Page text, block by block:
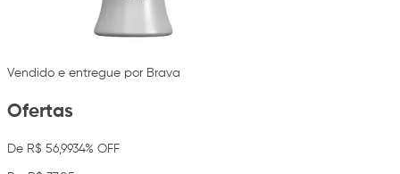
Vendido e entregue por Brava
Ofertas
De R$ 56,9934% OFF